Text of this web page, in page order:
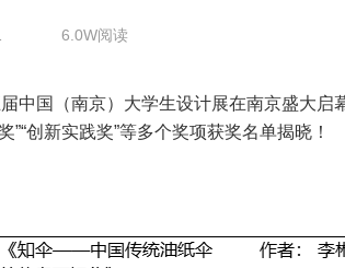
6.0W阅读
中国（南京）大学生设计展在南京盛大启
”“创新实践奖”等多个奖项获奖名单揭晓！